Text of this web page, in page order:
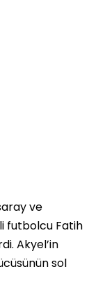
ve
futbolcu Fatih
Akyel’in
sol